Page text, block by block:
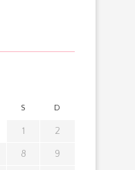
S D
1 2
8 9